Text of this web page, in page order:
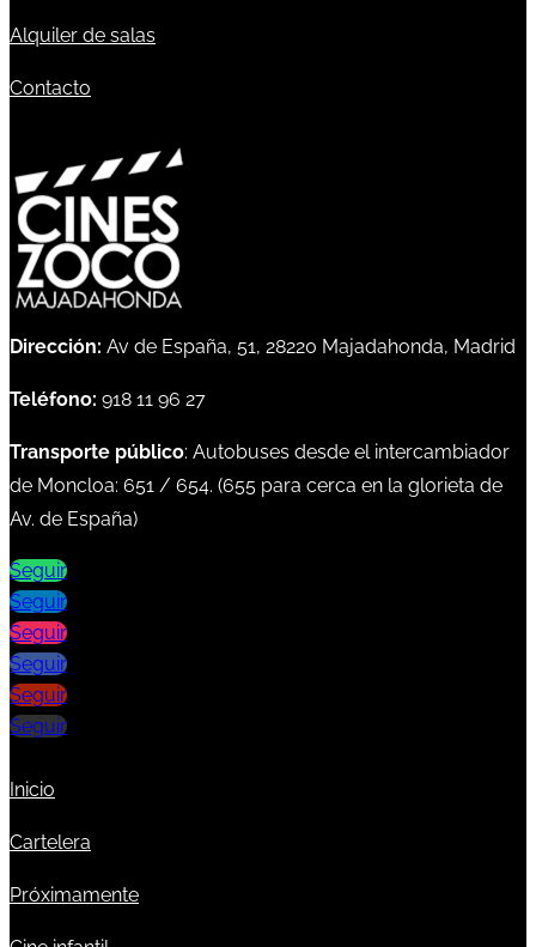
Alquiler de salas
Contacto
Dirección: Av de España, 51, 28220 Majadahonda, Madrid
Teléfono: 918 11 96 27
Transporte público: Autobuses desde el intercambiador
de Moncloa: 651 / 654. (655 para cerca en la glorieta de
Av. de España)
Seguir
Seguir
Seguir
Seguir
Seguir
Seguir
Inicio
Cartelera
Próximamente